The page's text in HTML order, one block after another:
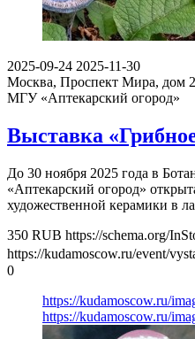
2025-09-24 2025-11-30
Москва, Проспект Мира, дом
МГУ «Аптекарский огород»
Выставка
До 30 ноября 2025 года в
«Аптекарский огород»
художественной керамики в
350 RUB https://schema.org/
https://kudamoscow.ru/event/
0
https://kudamoscow.ru/
https://kudamoscow.ru/